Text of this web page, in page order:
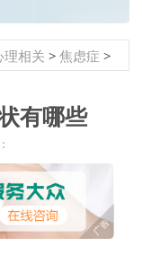
理相关 > 焦虑症 >
有哪些